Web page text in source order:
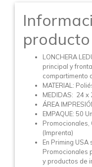
producto
LONCHERA
principal y
compartimento
MATERIAL:
MEDIDAS: 24 x
ÁREA
EMPAQUE: 50
Promocionales,
(Imprenta)
En Priming
Promocionales
y productos de